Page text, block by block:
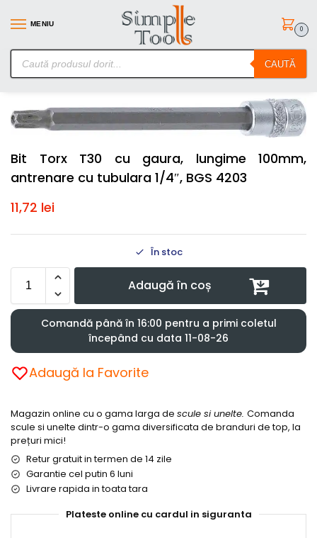
MENIU
CAUTĂ
0
SimpleTools.ro – Gasesti orice – Comanzi simplu
Prima pagină
Scule de mana Chei Tubulare cu Biti Bit Torx T30 cu gaura, lungime 100mm, antrenare cu tubulara 1/4″, BGS 4203
Bit Torx T30 cu gaura, lungime 100mm,
antrenare cu tubulara 1/4″, BGS 4203
11,72 lei
În stoc
Adaugă în coș
Comandă până în 16:00 pentru a primi coletul
începând cu data 11-08-26
Adaugă la Favorite
Magazin online cu o gama larga de scule si unelte. Comanda
scule si unelte dintr-o gama diversificata de branduri de top, la
prețuri mici!
Retur gratuit in termen de 14 zile
Garantie cel putin 6 luni
Livrare rapida in toata tara
Plateste online cu cardul in siguranta